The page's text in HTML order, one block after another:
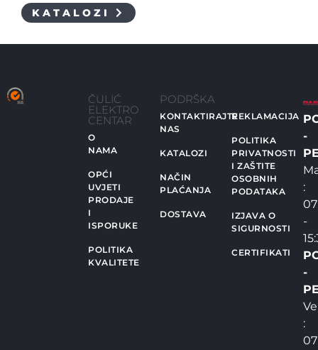
KATALOZI
ČULIĆ
ELEKTRO
CENTAR
O
NAMA
OPĆI
UVJETI
PRODAJE
I
ISPORUKE
POLITIKA
KVALITETE
PODRŠKA
KONTAKTIRAJTE
NAS
KATALOZI
NAČIN
PLAĆANJA
DOSTAVA
REKLAMACIJA
POLITIKA
PRIVATNOSTI
I ZAŠTITE
OSOBNIH
PODATAKA
IZJAVA O
SIGURNOSTI
CERTIFIKATI
-
:
-
-
: